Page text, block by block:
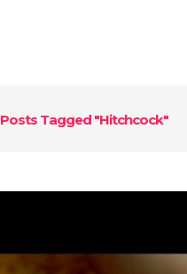
Posts Tagged "Hitchcock"